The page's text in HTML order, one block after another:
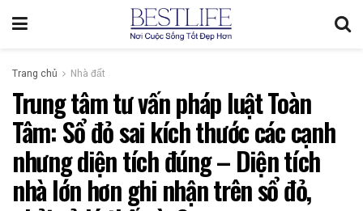
Trang chủ Nhà đất
Trung tâm tư vấn pháp luật Toàn
Tâm: Sổ đỏ sai kích thước các cạnh
nhưng diện tích đúng – Diện tích
nhà lớn hơn ghi nhận trên sổ đỏ,